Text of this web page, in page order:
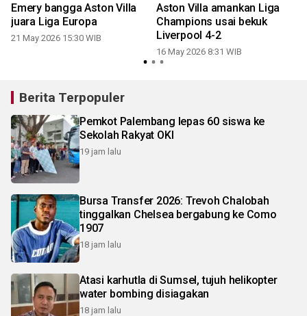
Emery bangga Aston Villa
juara Liga Europa
21 May 2026 15:30 WIB
Aston Villa amankan Liga
Champions usai bekuk
Liverpool 4-2
16 May 2026 8:31 WIB
Berita Terpopuler
Pemkot Palembang lepas 60 siswa ke
Sekolah Rakyat OKI
19 jam lalu
Bursa Transfer 2026: Trevoh Chalobah
tinggalkan Chelsea bergabung ke Como
1907
18 jam lalu
Atasi karhutla di Sumsel, tujuh helikopter
water bombing disiagakan
18 jam lalu